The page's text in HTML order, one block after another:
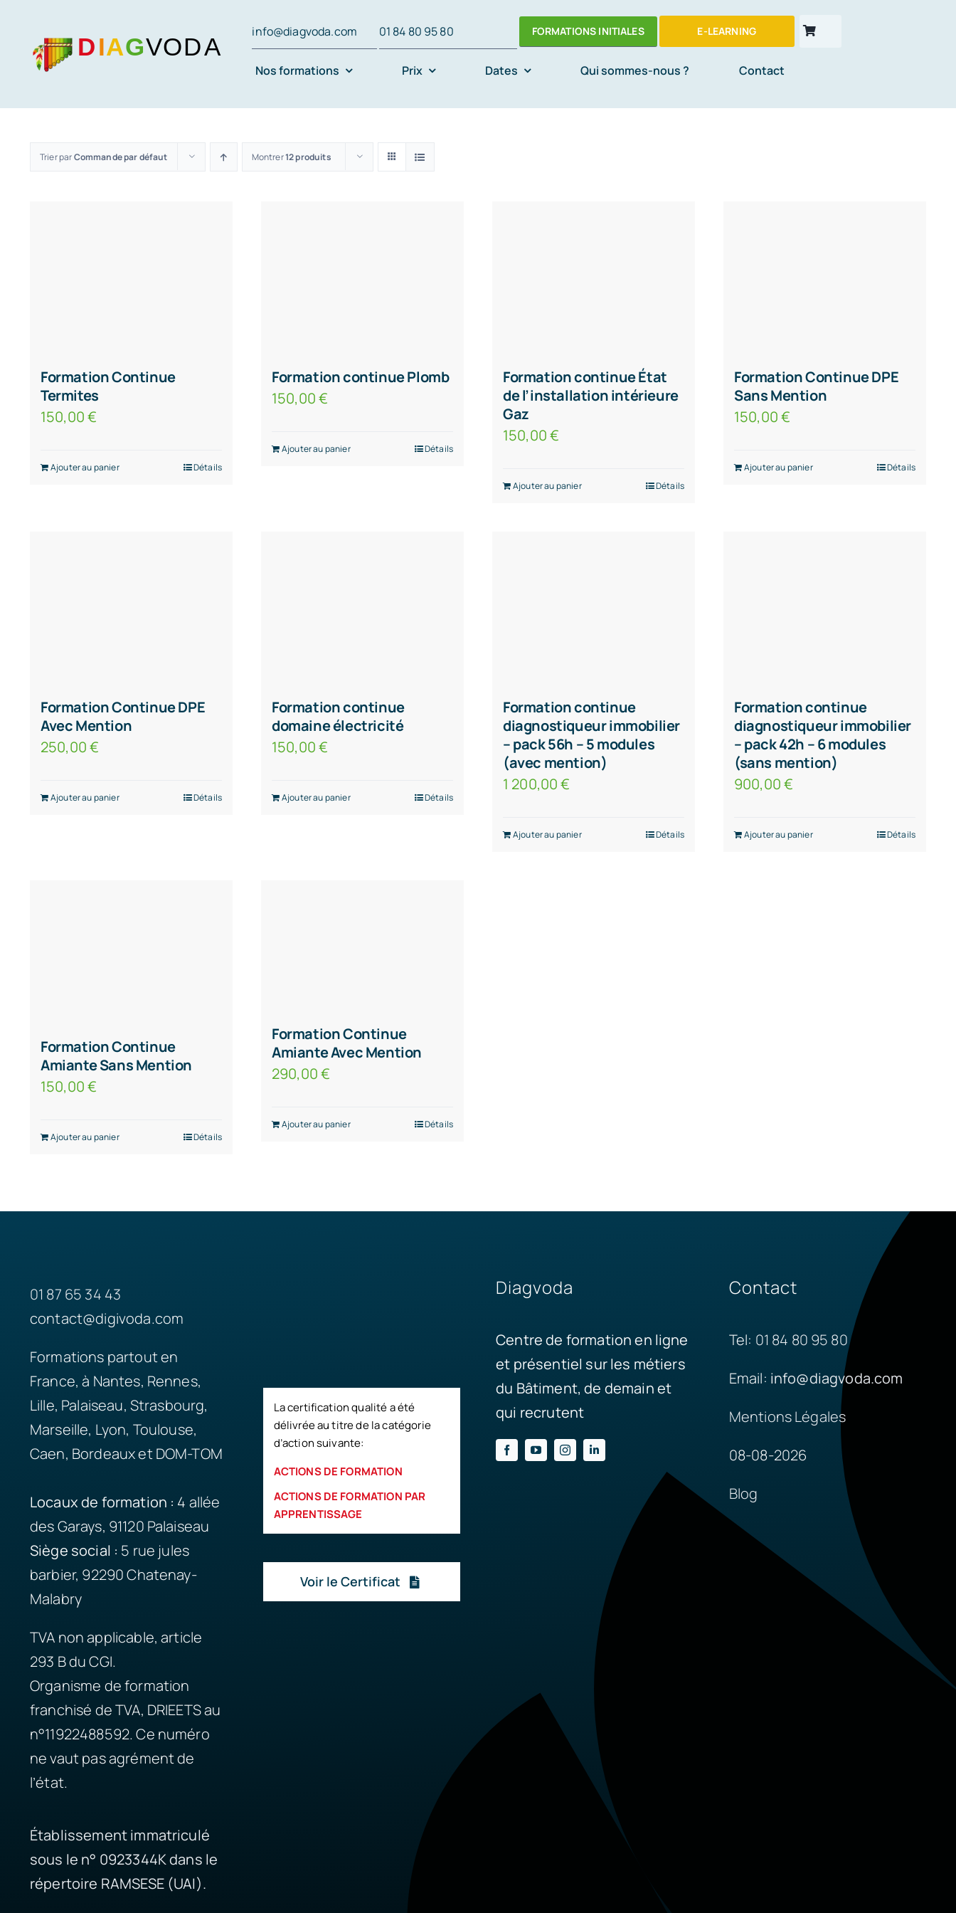
contenu
info@diagvoda.com 01 84 80 95 80 FORMATIONS INITIALES E-LEARNING
Nos formations Prix Dates Qui sommes-nous ? Contact
Trier parCommande par défaut Montrer12 produits
Formation Continue
Termites
150,00€
Ajouter au panier Détails
Formation continue Plomb
150,00€
Ajouter au panier Détails
Formation continue État
de l’installation intérieure
Gaz
150,00€
Ajouter au panier Détails
Formation Continue DPE
Sans Mention
150,00€
Ajouter au panier Détails
Formation Continue DPE
Avec Mention
250,00€
Ajouter au panier Détails
Formation continue
domaine électricité
150,00€
Ajouter au panier Détails
Formation continue
diagnostiqueur immobilier
– pack 56h – 5 modules
(avec mention)
1 200,00€
Ajouter au panier Détails
Formation continue
diagnostiqueur immobilier
– pack 42h – 6 modules
(sans mention)
900,00€
Ajouter au panier Détails
Formation Continue
Amiante Sans Mention
150,00€
Ajouter au panier Détails
Formation Continue
Amiante Avec Mention
290,00€
Ajouter au panier Détails
01 87 65 34 43
contact@digivoda.com
Formations partout en
France, à Nantes, Rennes,
Lille, Palaiseau, Strasbourg,
Marseille, Lyon, Toulouse,
Caen, Bordeaux et DOM-TOM
Locaux de formation : 4 allée
des Garays, 91120 Palaiseau
Siège social : 5 rue jules
barbier, 92290 Chatenay-
Malabry
TVA non applicable, article
293 B du CGI.
Organisme de formation
franchisé de TVA, DRIEETS au
n°11922488592. Ce numéro
ne vaut pas agrément de
l’état.
Établissement immatriculé
sous le n° 0923344K dans le
répertoire RAMSESE (UAI).
La certification qualité a été
délivrée au titre de la catégorie
d’action suivante:
ACTIONS DE FORMATION
ACTIONS DE FORMATION PAR
APPRENTISSAGE
Voir le Certificat
Diagvoda
Centre de formation en ligne
et présentiel sur les métiers
du Bâtiment, de demain et
qui recrutent
Contact
Tel: 01 84 80 95 80
Email: info@diagvoda.com
Mentions Légales
08-08-2026
Blog